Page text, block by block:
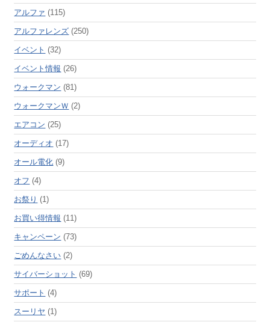
アルファ (115)
アルファレンズ (250)
イベント (32)
イベント情報 (26)
ウォークマン (81)
ウォークマンＷ (2)
エアコン (25)
オーディオ (17)
オール電化 (9)
オフ (4)
お祭り (1)
お買い得情報 (11)
キャンペーン (73)
ごめんなさい (2)
サイバーショット (69)
サポート (4)
スーリヤ (1)